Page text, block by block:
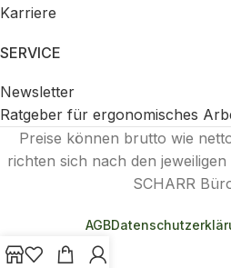
Karriere
SERVICE
Newsletter
Ratgeber für ergonomisches
Preise können brutto wie
richten sich nach den
SCHARR
AGB